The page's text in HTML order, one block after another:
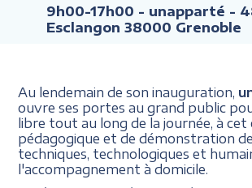
9h00-17h00 - unapparté -
Esclangon 38000 Grenoble
Au lendemain de son inauguration,
ouvre ses portes au grand public
libre tout au long de la journée, à cet
pédagogique et de démonstration
techniques, technologiques et
l'accompagnement à domicile.